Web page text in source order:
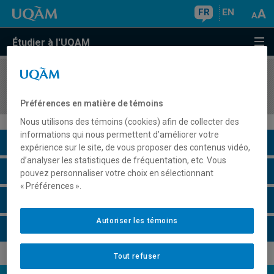
FR EN
Étudier à l'UQAM
COURS//
Description du cours
Horaire - Été 2026
Préférences en matière de témoins
Nous utilisons des témoins (cookies) afin de collecter des
informations qui nous permettent d’améliorer votre
expérience sur le site, de vous proposer des contenus vidéo,
d’analyser les statistiques de fréquentation, etc. Vous
pouvez personnaliser votre choix en sélectionnant
« Préférences ».
Tout refuser
Autoriser les témoins